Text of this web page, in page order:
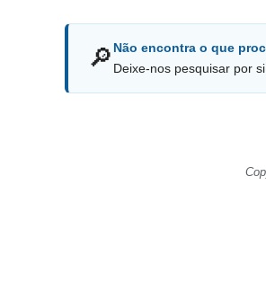
🔎 Não encontra o que
Deixe-nos pesquisar por